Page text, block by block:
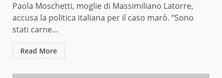
Paola Moschetti, moglie di Massimiliano Latorre,
accusa la politica italiana per il caso marò. “Sono
stati carne...
Read More